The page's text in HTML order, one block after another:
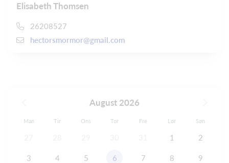
Elisabeth Thomsen
26208527
hectorsmormor@gmail.com
August 2026
Man Tir Ons Tor Fre Lør Søn
1 2
3 4 5 6 7 8 9